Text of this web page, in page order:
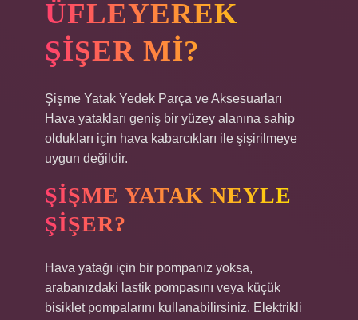
ÜFLEYEREK
ŞIŞER MI?
Şişme Yatak Yedek Parça ve Aksesuarları
Hava yatakları geniş bir yüzey alanına sahip
oldukları için hava kabarcıkları ile şişirilmeye
uygun değildir.
ŞIŞME YATAK NEYLE
ŞIŞER?
Hava yatağı için bir pompanız yoksa,
arabanızdaki lastik pompasını veya küçük
bisiklet pompalarını kullanabilirsiniz. Elektrikli